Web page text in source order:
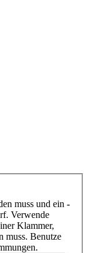
muss und ein -
Verwende
Klammer,
muss. Benutze